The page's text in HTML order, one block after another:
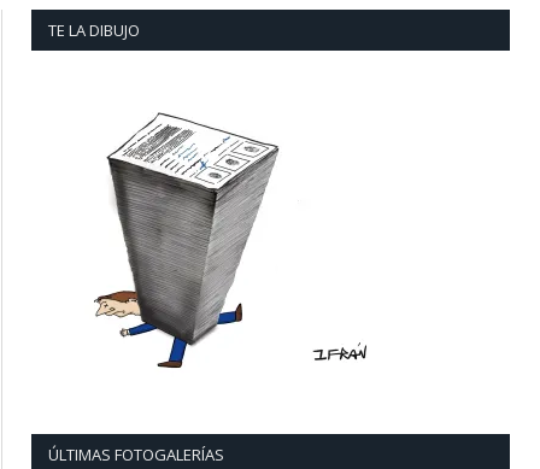
TE LA DIBUJO
ÚLTIMAS FOTOGALERÍAS